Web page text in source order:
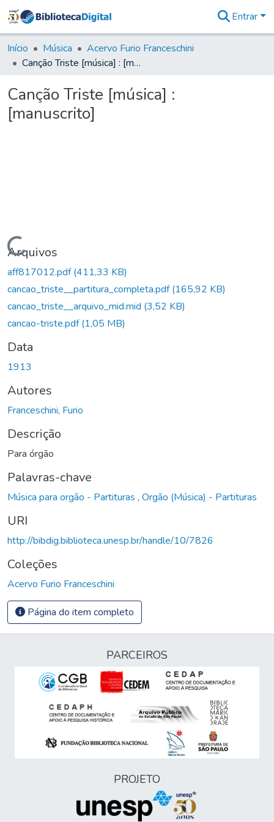
&
Coleções
Tudo na
Digital
Entrar
Início Música
Acervo Furio Franceschini
Canção Triste [música] : [manuscrito]
Canção Triste [música] :
[manuscrito]
Carregando...
Arquivos
aff817012.pdf(411,33 KB)
cancao_triste__partitura_completa.pdf(165,92 KB)
cancao_triste__arquivo_mid.mid (3,52 KB)
cancao-triste.pdf(1,05 MB)
Data
1913
Autores
Franceschini, Furio
Descrição
Para órgão
Palavras-chave
Música para orgão - Partituras , Orgão (Música) - Partituras
URI
http://bibdig.biblioteca.unesp.br/handle/10/7826
Coleções
Acervo Furio Franceschini
Página do item completo
PARCEIROS
PROJETO